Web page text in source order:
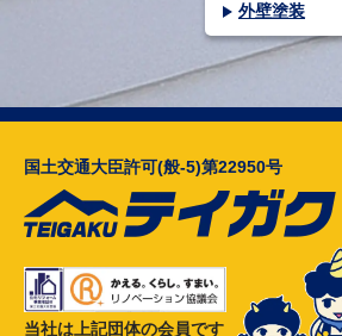
外壁塗装
国土交通大臣許可(般-5)第22950号
当社は上記団体の会員です